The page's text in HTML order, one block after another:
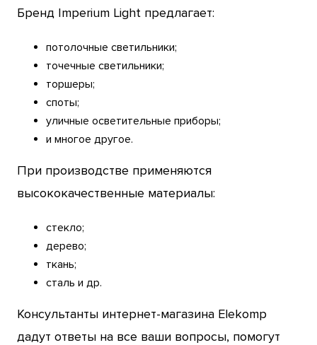
Бренд Imperium Light предлагает:
потолочные светильники;
точечные светильники;
торшеры;
споты;
уличные осветительные приборы;
и многое другое.
При производстве применяются
высококачественные материалы:
стекло;
дерево;
ткань;
сталь и др.
Консультанты интернет-магазина Elekomp
дадут ответы на все ваши вопросы, помогут